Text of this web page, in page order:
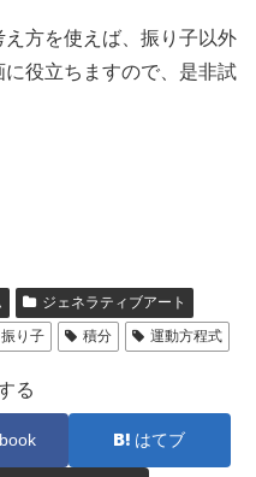
方を使えば、振り子以外
役立ちますので、是非試
ジェネラティブアート
振り子 積分 運動方程式
る
はてブ